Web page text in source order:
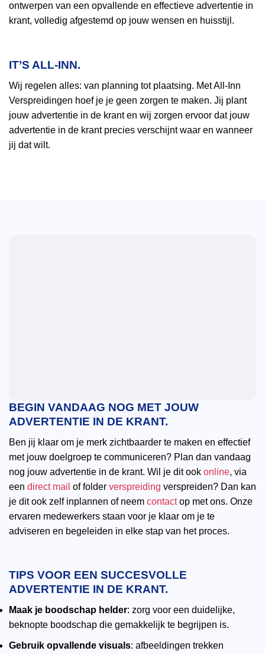
ontwerpen van een opvallende en effectieve advertentie in
krant, volledig afgestemd op jouw wensen en huisstijl.
IT’S ALL-INN.
Wij regelen alles: van planning tot plaatsing. Met All-Inn
Verspreidingen hoef je je geen zorgen te maken. Jij plant
jouw advertentie in de krant en wij zorgen ervoor dat jouw
advertentie in de krant precies verschijnt waar en wanneer
jij dat wilt.
BEGIN VANDAAG NOG MET JOUW
ADVERTENTIE IN DE KRANT.
Ben jij klaar om je merk zichtbaarder te maken en effectief
met jouw doelgroep te communiceren? Plan dan vandaag
nog jouw advertentie in de krant. Wil je dit ook online, via
een direct mail of folder verspreiding verspreiden? Dan kan
je dit ook zelf inplannen of neem contactop met ons. Onze
ervaren medewerkers staan voor je klaar om je te
adviseren en begeleiden in elke stap van het proces.
TIPS VOOR EEN SUCCESVOLLE
ADVERTENTIE IN DE KRANT.
Maak je boodschap helder: zorg voor een duidelijke,
beknopte boodschap die gemakkelijk te begrijpen is.
Gebruik opvallende visuals: afbeeldingen trekken